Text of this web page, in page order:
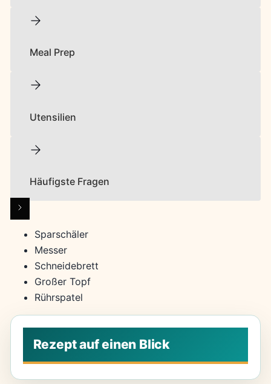
Meal Prep
Utensilien
Häufigste Fragen
Sparschäler
Messer
Schneidebrett
Großer Topf
Rührspatel